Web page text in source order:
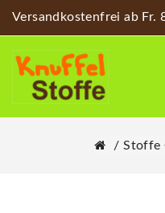
Versandkostenfrei ab Fr.
Stoffe